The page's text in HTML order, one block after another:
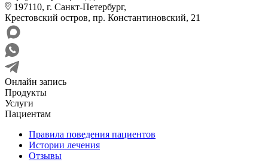
197110, г. Санкт-Петербург,
Крестовский остров, пр. Константиновский, 21
Онлайн запись
Продукты
Услуги
Пациентам
Правила поведения пациентов
Истории лечения
Отзывы